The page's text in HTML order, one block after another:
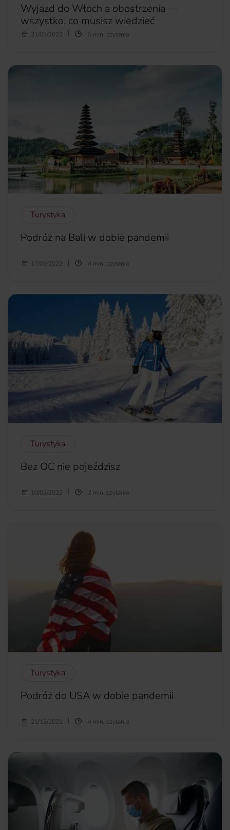
Wyjazd do Włoch a obostrzenia —
wszystko, co musisz wiedzieć
Planujesz wyjazd do Włoch? Dobrze to przemyśl. W kraju
Obecnie Włochy są podzielone na 4 strefy, a konkretne
dzisiejszym artykule.
21/01/2022 5 min. czytania
Turystyka
Podróż na Bali w dobie pandemii
Bali to prawdziwie rajska wyspa, o udaniu się na którą
dzisiejszych czasach również obostrzenia i ograniczenia
sanitarne, wynikające z sytuacji epidemiologicznej.
Podpowiadamy, jak najlepiej przygotować się do podróży
na Bali w czasie pandemii.
więcej...
17/01/2022 4 min. czytania
Turystyka
Bez OC nie pojeździsz
Włochy to jedna z ulubionych miejscówek do uprawiania
wielbicieli aktywnego wypoczynku zimowego. Dla tych,
którzy ostrzą już sprzęt, aby zaszaleć we włoskich górach,
mamy ważną informację.
10/01/2022 2 min. czytania
Turystyka
Podróż do USA w dobie pandemii
8 listopada Stany Zjednoczone otworzyły swoje granice dla
osoby posiadające tak zwany “Zielony Certyfikat”.
rozpoczęciem podróży i czy powinniśmy wykonywać
dodatkowe testy potwierdzające brak obecności
koronawirusa? Sprawdźmy to.
więcej...
21/12/2021 4 min. czytania